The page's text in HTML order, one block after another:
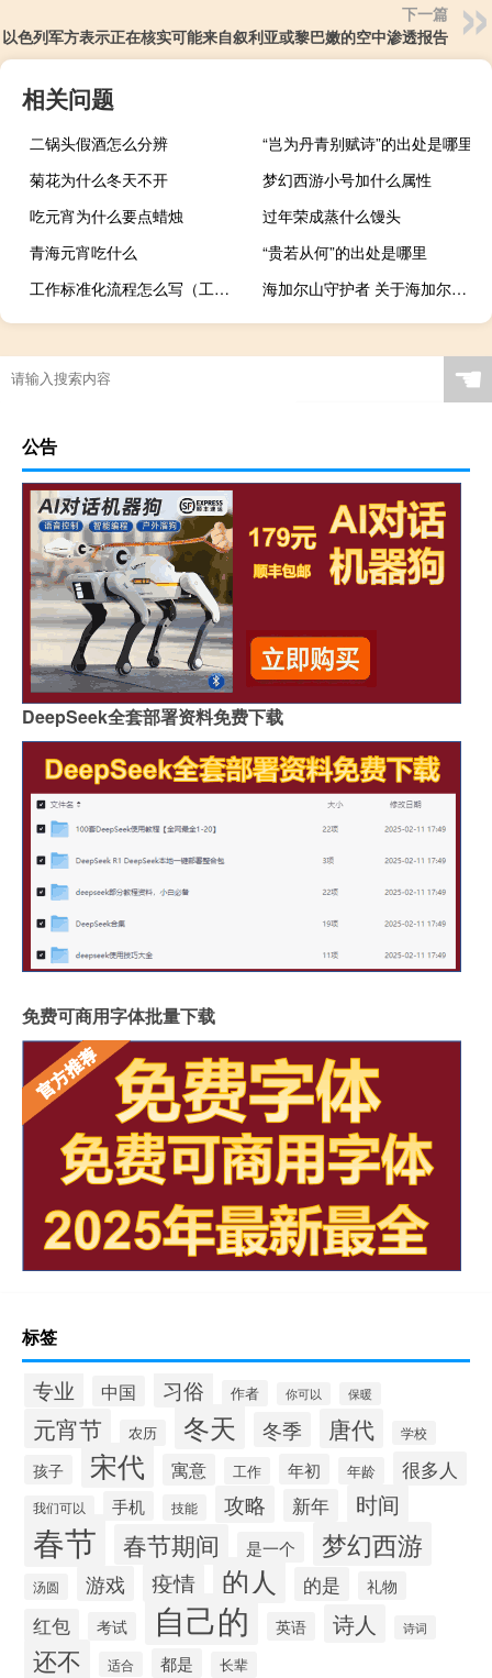
下一篇
以色列军方表示正在核实可能来自叙利亚或黎巴嫩的空中渗透报告
相关问题
二锅头假酒怎么分辨
“岂为丹青别赋诗”的出处是哪里
菊花为什么冬天不开
梦幻西游小号加什么属性
吃元宵为什么要点蜡烛
过年荣成蒸什么馒头
青海元宵吃什么
“贵若从何”的出处是哪里
工作标准化流程怎么写（工作标准）
海加尔山守护者 关于海加尔山守护者的介绍
☚
公告
DeepSeek全套部署资料免费下载
免费可商用字体批量下载
标签
专业 中国 习俗 作者 你可以 保暖
元宵节 农历 冬天 冬季 唐代 学校
孩子 宋代 寓意 工作 年初 年龄 很多人
我们可以 手机 技能 攻略 新年 时间
春节 春节期间 是一个 梦幻西游
汤圆 游戏 疫情 的人 的是 礼物
红包 考试 自己的 英语 诗人 诗词
还不 适合 都是 长辈